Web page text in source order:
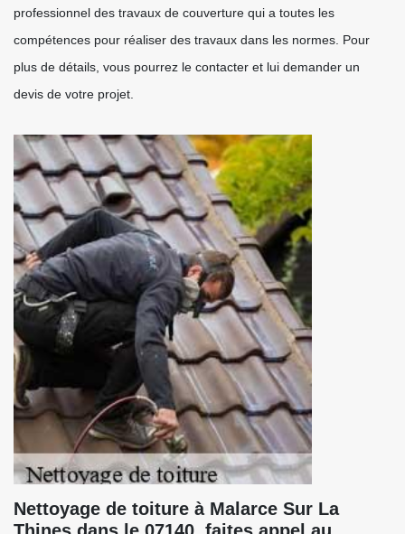
professionnel des travaux de couverture qui a toutes les
compétences pour réaliser des travaux dans les normes. Pour
plus de détails, vous pourrez le contacter et lui demander un
devis de votre projet.
Nettoyage de toiture à Malarce Sur La